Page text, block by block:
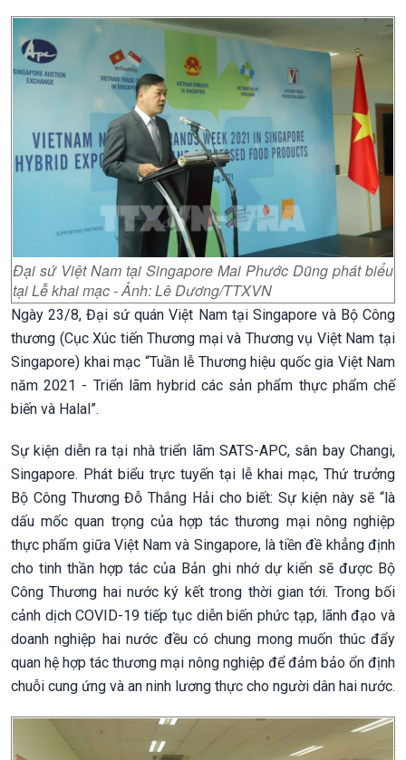
Đại sứ Việt Nam tại Singapore Mai Phước Dũng phát biểu
tại Lễ khai mạc - Ảnh: Lê Dương/TTXVN
Ngày 23/8, Đại sứ quán Việt Nam tại Singapore và Bộ Công
thương (Cục Xúc tiến Thương mại và Thương vụ Việt Nam tại
Singapore) khai mạc “Tuần lễ Thương hiệu quốc gia Việt Nam
năm 2021 - Triển lãm hybrid các sản phẩm thực phẩm chế
biến và Halal”.
Sự kiện diễn ra tại nhà triển lãm SATS-APC, sân bay Changi,
Singapore. Phát biểu trực tuyến tại lễ khai mạc, Thứ trưởng
Bộ Công Thương Đỗ Thắng Hải cho biết: Sự kiện này sẽ “là
dấu mốc quan trọng của hợp tác thương mại nông nghiệp
thực phẩm giữa Việt Nam và Singapore, là tiền đề khẳng định
cho tinh thần hợp tác của Bản ghi nhớ dự kiến sẽ được Bộ
Công Thương hai nước ký kết trong thời gian tới. Trong bối
cảnh dịch COVID-19 tiếp tục diễn biến phức tạp, lãnh đạo và
doanh nghiệp hai nước đều có chung mong muốn thúc đẩy
quan hệ hợp tác thương mại nông nghiệp để đảm bảo ổn định
chuỗi cung ứng và an ninh lương thực cho người dân hai nước.